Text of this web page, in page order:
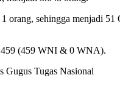
orang, sehingga menjadi
459 (459 WNI & 0 WNA).
Gugus Tugas Nasional